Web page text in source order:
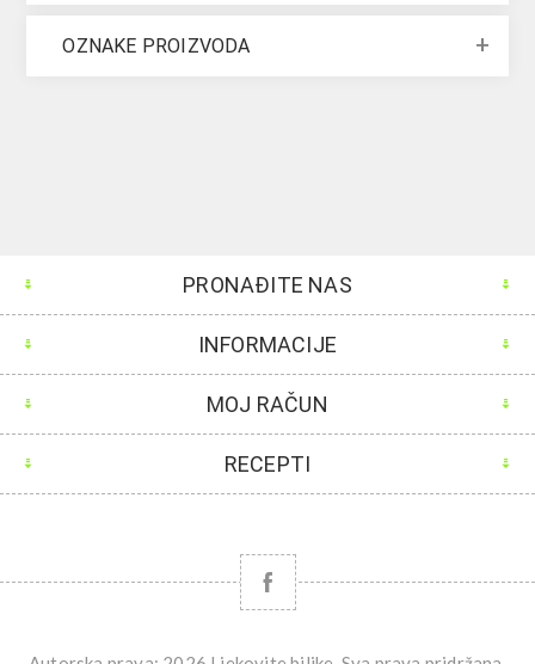
OZNAKE PROIZVODA
PRONAĐITE NAS
INFORMACIJE
MOJ RAČUN
RECEPTI